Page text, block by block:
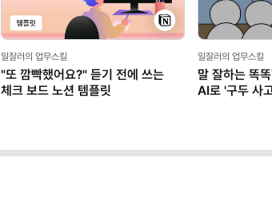
일잘러의 업무스킬
"또 깜빡했어요?" 듣기 전에 쓰는
체크 보드 노션 템플릿
일잘러의 업무스킬
말 잘하는 똑
AI로 '구두 사